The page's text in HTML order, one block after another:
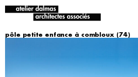
pôle petite enfance à combloux (74)